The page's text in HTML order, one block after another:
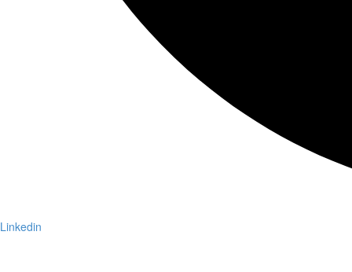
Linkedin